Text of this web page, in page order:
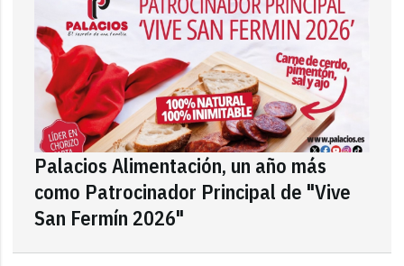
Palacios Alimentación, un año más
como Patrocinador Principal de "Vive
San Fermín 2026"